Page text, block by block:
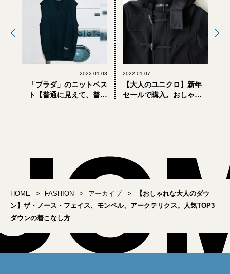
2022.01.08
「プラダ」のニットベス
ト【普通に見えて、普通
2022.01.07
【大人のユニクロ】新年
セールで購入。おしゃれ
HOME FASHION アーカイブ
【おしゃれな大人のダウ
ン】ザ・ノース・フェイス、モンベル、アークテリクス。人気TOP3
ダウンの着こなし方